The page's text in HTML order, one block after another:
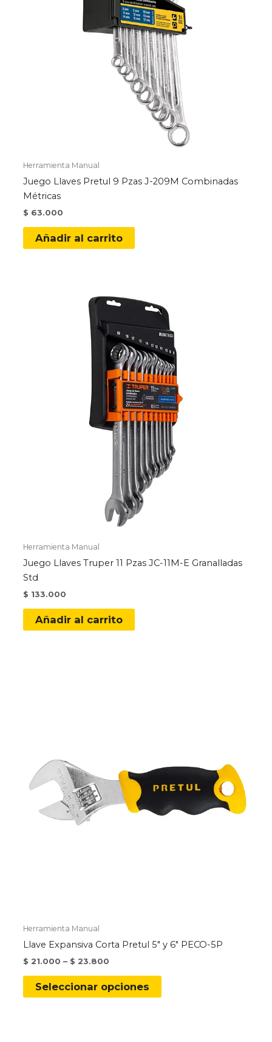
la
página
de
producto
Herramienta Manual
Juego Llaves Pretul 9 Pzas J-209M Combinadas
Métricas
$ 63.000
Añadir al carrito
Herramienta Manual
Juego Llaves Truper 11 Pzas JC-11M-E Granalladas
Std
$ 133.000
Añadir al carrito
Herramienta Manual
Llave Expansiva Corta Pretul 5″ y 6″ PECO-5P
$ 21.000 – $ 23.800
Seleccionar opciones
Este